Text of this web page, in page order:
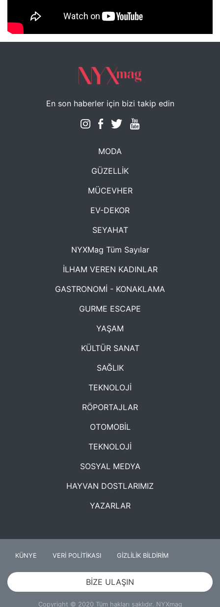
NYXmag 2. Yaş Kutlama Etkinliği
En son haberler için bizi takip edin
MODA
GÜZELLİK
MÜCEVHER
EV-DEKOR
SEYAHAT
NYXMag Tüm Sayılar
İLHAM VEREN KADINLAR
GASTRONOMİ - KONAKLAMA
GURME ESCAPE
YAŞAM
KÜLTÜR SANAT
SAĞLIK
TEKNOLOJİ
RÖPORTAJLAR
OTOMOBİL
TEKNOLOJİ
SOSYAL MEDYA
HAYVAN DOSTLARIMIZ
YAZARLAR
KÜNYE VERİ POLİTİKASI GİZLİLİK BİLDİRİM
BİZE ULAŞIN
Copyright © 2020 Tüm hakları saklıdır. NYXmag